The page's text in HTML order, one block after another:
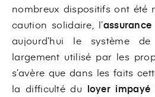
nombreux dispositifs ont été
caution solidaire, l’
aujourd’hui le système
largement utilisé par les
s’avère que dans les faits
la difficulté du loyer impayé